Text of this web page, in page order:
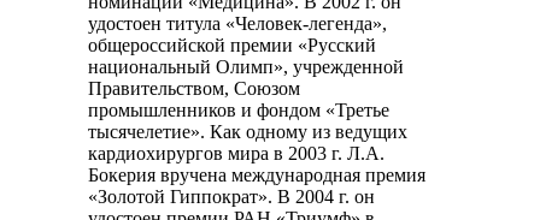
удостоен титула «Человек-легенда»,
общероссийской премии «Русский
национальный Олимп», учрежденной
Правительством, Союзом
промышленников и фондом «Третье
тысячелетие». Как одному из ведущих
кардиохирургов мира в 2003 г. Л.А.
Бокерия вручена международная премия
«Золотой Гиппократ». В 2004 г. он